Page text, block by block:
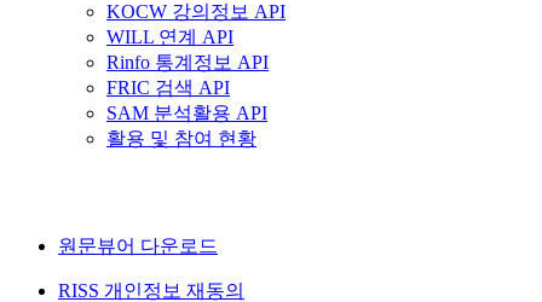
KOCW 강의정보 API
WILL 연계 API
Rinfo 통계정보 API
FRIC 검색 API
SAM 분석활용 API
활용 및 참여 현황
원문뷰어 다운로드
RISS 개인정보 재동의